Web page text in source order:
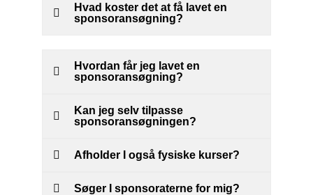
Hvad koster det at få lavet en
sponsoransøgning?
Hvordan får jeg lavet en
sponsoransøgning?
Kan jeg selv tilpasse
sponsoransøgningen?
Afholder I også fysiske kurser?
Søger I sponsoraterne for mig?